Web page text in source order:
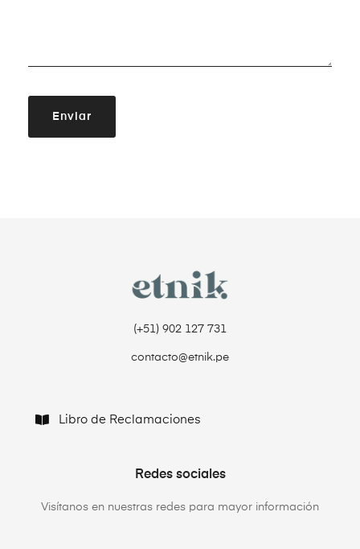
(+51) 902 127 731‬
contacto@etnik.pe
Libro de Reclamaciones
Redes sociales
Visítanos en nuestras redes para mayor información